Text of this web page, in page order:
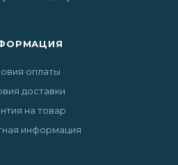
оплаты
доставки
на товар
информация